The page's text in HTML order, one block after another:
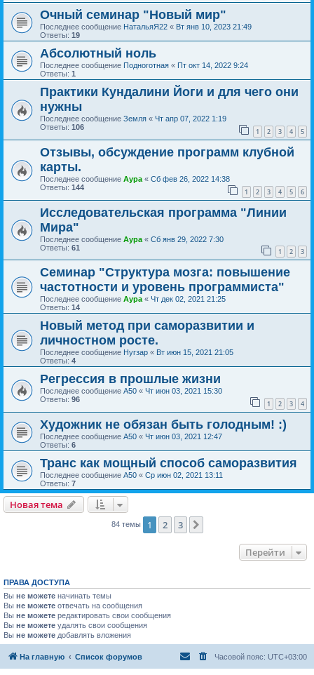
Очный семинар "Новый мир"
Последнее сообщение НатальяЯ22 « Вт янв 10, 2023 21:49
Ответы: 19
Абсолютный ноль
Последнее сообщение Подноготная « Пт окт 14, 2022 9:24
Ответы: 1
Практики Кундалини Йоги и для чего они
нужны
Последнее сообщение Земля « Чт апр 07, 2022 1:19
Ответы: 106 1 2 3 4 5
Отзывы, обсуждение программ клубной
карты.
Последнее сообщение Аура « Сб фев 26, 2022 14:38
Ответы: 144 1 2 3 4 5 6
Исследовательская программа "Линии
Мира"
Последнее сообщение Аура « Сб янв 29, 2022 7:30
Ответы: 61 1 2 3
Семинар "Структура мозга: повышение
частотности и уровень программиста"
Последнее сообщение Аура« Чт дек 02, 2021 21:25
Ответы: 14
Новый метод при саморазвитии и
личностном росте.
Последнее сообщение Нугзар « Вт июн 15, 2021 21:05
Ответы: 4
Регрессия в прошлые жизни
Последнее сообщение А50 « Чт июн 03, 2021 15:30
Ответы: 96 1 2 3 4
Художник не обязан быть голодным! :)
Последнее сообщение А50 « Чт июн 03, 2021 12:47
Ответы: 6
Транс как мощный способ саморазвития
Последнее сообщение А50 « Ср июн 02, 2021 13:11
Ответы: 7
Новая тема
84 темы 1 2 3
Перейти
ПРАВА ДОСТУПА
Вы не можете начинать темы
Вы не можете отвечать на сообщения
Вы не можете редактировать свои сообщения
Вы не можете удалять свои сообщения
Вы не можете добавлять вложения
На главную Список форумов Часовой пояс: UTC+03:00